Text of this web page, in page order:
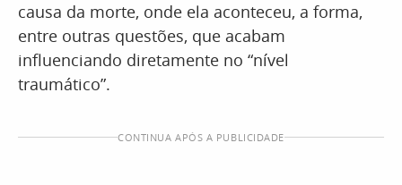
causa da morte, onde ela aconteceu, a forma,
entre outras questões, que acabam
influenciando diretamente no “nível
traumático”.
CONTINUA APÓS A PUBLICIDADE